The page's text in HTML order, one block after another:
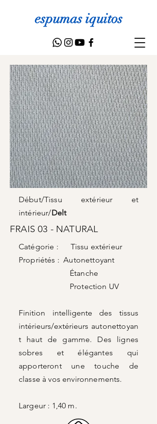
espumas iquitos
Début/Tissu extérieur et
intérieur/Delt
FRAIS 03 - NATURAL
Catégorie : Tissu extérieur
Propriétés : Autonettoyant
Étanche
Protection UV
Finition intelligente des tissus
intérieurs/extérieurs autonettoyan
t haut de gamme. Des lignes
sobres et élégantes qui
apporteront une touche de
classe à vos environnements.
Largeur : 1,40 m.